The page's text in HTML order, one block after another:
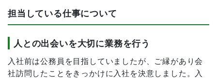
担当している仕事について
人との出会いを大切に業務を行う
入社前は公務員を目指していましたが、ご縁があり会
社訪問したことをきっかけに入社を決意しました。入